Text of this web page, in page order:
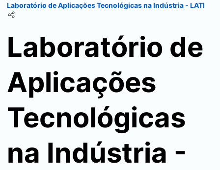
Laboratório de Aplicações Tecnológicas na Indústria - LATI
Laboratório de
Aplicações
Tecnológicas
na Indústria -